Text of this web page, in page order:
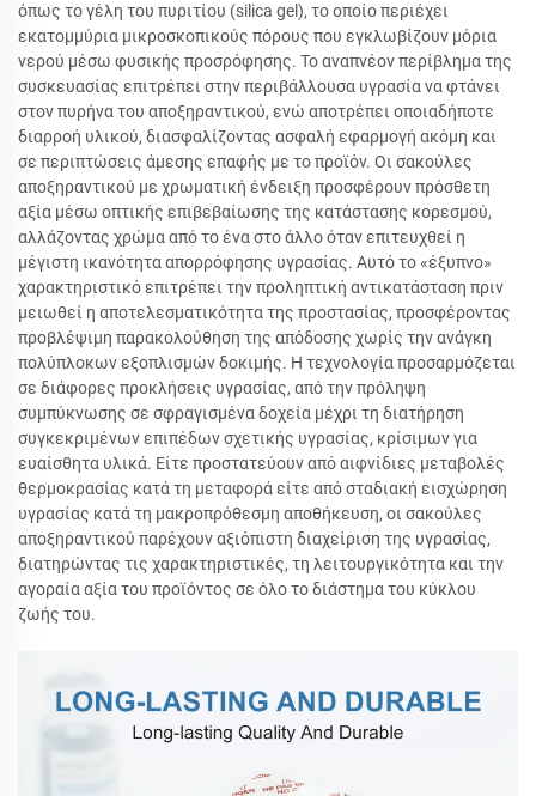
όπως το γέλη του πυριτίου (silica gel), το οποίο περιέχει
εκατομμύρια μικροσκοπικούς πόρους που εγκλωβίζουν μόρια
νερού μέσω φυσικής προσρόφησης. Το αναπνέον περίβλημα της
συσκευασίας επιτρέπει στην περιβάλλουσα υγρασία να φτάνει
στον πυρήνα του αποξηραντικού, ενώ αποτρέπει οποιαδήποτε
διαρροή υλικού, διασφαλίζοντας ασφαλή εφαρμογή ακόμη και
σε περιπτώσεις άμεσης επαφής με το προϊόν. Οι σακούλες
αποξηραντικού με χρωματική ένδειξη προσφέρουν πρόσθετη
αξία μέσω οπτικής επιβεβαίωσης της κατάστασης κορεσμού,
αλλάζοντας χρώμα από το ένα στο άλλο όταν επιτευχθεί η
μέγιστη ικανότητα απορρόφησης υγρασίας. Αυτό το «έξυπνο»
χαρακτηριστικό επιτρέπει την προληπτική αντικατάσταση πριν
μειωθεί η αποτελεσματικότητα της προστασίας, προσφέροντας
προβλέψιμη παρακολούθηση της απόδοσης χωρίς την ανάγκη
πολύπλοκων εξοπλισμών δοκιμής. Η τεχνολογία προσαρμόζεται
σε διάφορες προκλήσεις υγρασίας, από την πρόληψη
συμπύκνωσης σε σφραγισμένα δοχεία μέχρι τη διατήρηση
συγκεκριμένων επιπέδων σχετικής υγρασίας, κρίσιμων για
ευαίσθητα υλικά. Είτε προστατεύουν από αιφνίδιες μεταβολές
θερμοκρασίας κατά τη μεταφορά είτε από σταδιακή εισχώρηση
υγρασίας κατά τη μακροπρόθεσμη αποθήκευση, οι σακούλες
αποξηραντικού παρέχουν αξιόπιστη διαχείριση της υγρασίας,
διατηρώντας τις χαρακτηριστικές, τη λειτουργικότητα και την
αγοραία αξία του προϊόντος σε όλο το διάστημα του κύκλου
ζωής του.